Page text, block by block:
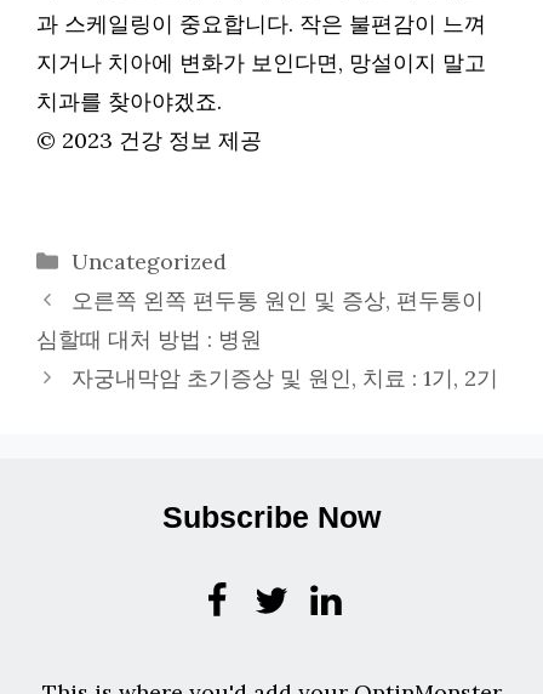
과 스케일링이 중요합니다. 작은 불편감이 느껴
지거나 치아에 변화가 보인다면, 망설이지 말고
치과를 찾아야겠죠.
© 2023 건강 정보 제공
카
테
고
리
Uncategorized
오른쪽 왼쪽 편두통 원인 및 증상, 편두통이
심할때 대처 방법 : 병원
자궁내막암 초기증상 및 원인, 치료 : 1기, 2기
Subscribe Now